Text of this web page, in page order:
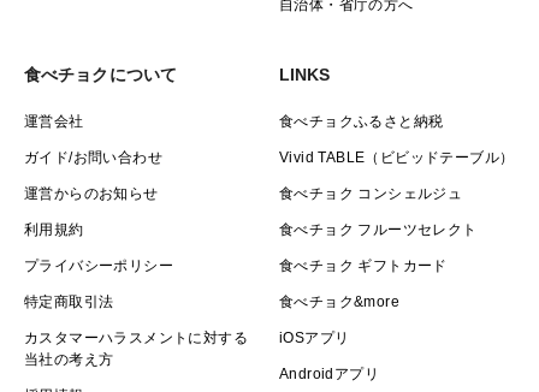
自治体・省庁の方へ
食べチョクについて
運営会社
ガイド/お問い合わせ
運営からのお知らせ
利用規約
プライバシーポリシー
特定商取引法
カスタマーハラスメントに対する
当社の考え方
LINKS
食べチョクふるさと納税
Vivid TABLE（ビビッドテーブル）
食べチョク コンシェルジュ
食べチョク フルーツセレクト
食べチョク ギフトカード
食べチョク&more
iOSアプリ
Androidアプリ